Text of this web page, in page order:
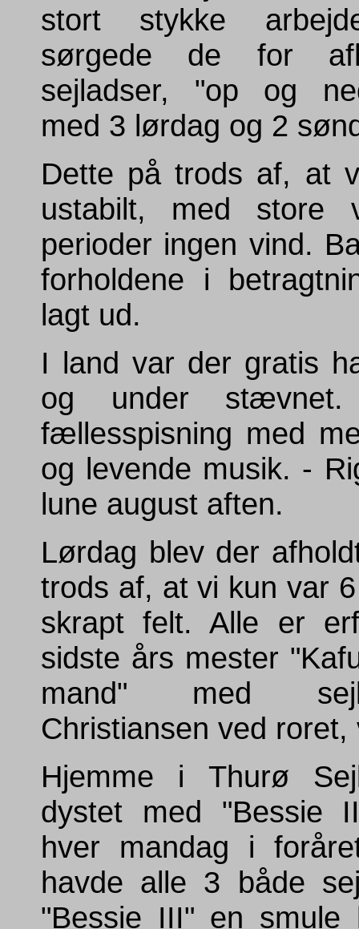
stort stykke
sørgede de for
sejladser, "op og
med 3 lørdag og 2
Dette på trods af, at
ustabilt, med store
perioder ingen vind.
forholdene i
lagt ud.
I land var der gratis
og under
fællesspisning med
og levende musik. -
lune august aften.
Lørdag blev der
trods af, at vi kun var
skrapt felt. Alle er
sidste års mester
mand" med
Christiansen ved
Hjemme i Thurø
dystet med "Bessie
hver mandag i
havde alle 3 både
"Bessie III" en smule